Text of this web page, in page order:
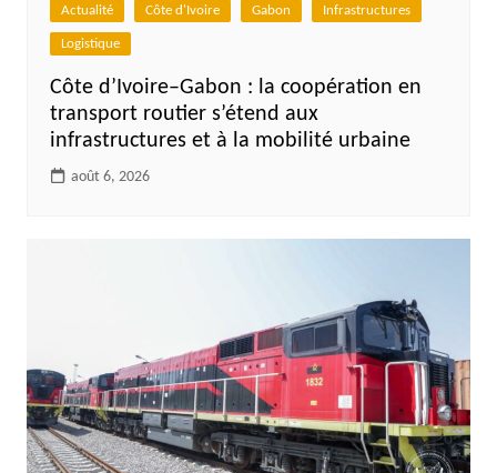
Actualité Côte d'Ivoire Gabon Infrastructures
Logistique
Côte d’Ivoire–Gabon : la coopération en
transport routier s’étend aux
infrastructures et à la mobilité urbaine
août 6, 2026